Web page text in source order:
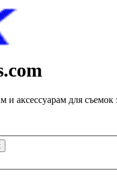
аксессуарам для съемок